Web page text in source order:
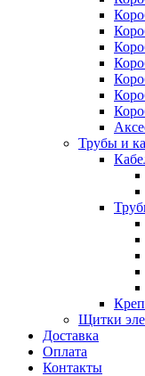
Трубы и
Щитки
Доставка
Оплата
Контакты